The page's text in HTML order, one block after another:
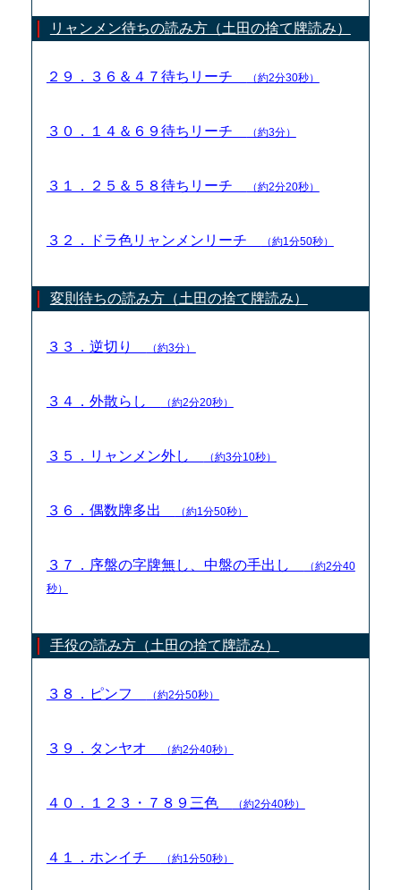
リャンメン待ちの読み方（土田の捨て牌読み）
２９．３６＆４７待ちリーチ （約2分30秒）
３０．１４＆６９待ちリーチ （約3分）
３１．２５＆５８待ちリーチ （約2分20秒）
３２．ドラ色リャンメンリーチ （約1分50秒）
変則待ちの読み方（土田の捨て牌読み）
３３．逆切り （約3分）
３４．外散らし （約2分20秒）
３５．リャンメン外し （約3分10秒）
３６．偶数牌多出 （約1分50秒）
３７．序盤の字牌無し、中盤の手出し
（約2分40
秒）
手役の読み方（土田の捨て牌読み）
３８．ピンフ （約2分50秒）
３９．タンヤオ （約2分40秒）
４０．１２３・７８９三色 （約2分40秒）
４１．ホンイチ （約1分50秒）